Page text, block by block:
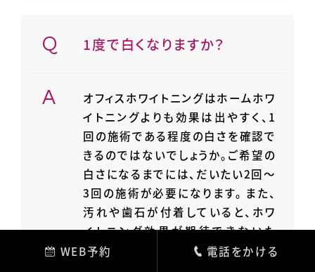
1度で白くなりますか？
オフィスホワイトニングはホームホワ
イトニングよりも効果は出やすく、1
回の施術である程度の白さを確認で
きるのではないでしょうか。ご希望の
白さになるまでには、だいたい2回～
3回の施術が必要になります。 また、
汚れや歯石が付着していると、ホワ
イトニング効果が期待できないた
め、ホワイトニングを行う前にクリー
WEB予約 電話をかける